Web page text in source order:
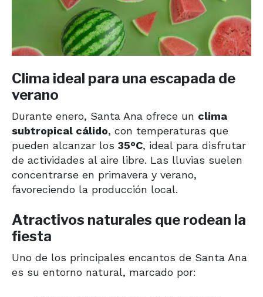
Clima ideal para una escapada de
verano
Durante enero, Santa Ana ofrece un clima
subtropical cálido, con temperaturas que
pueden alcanzar los 35°C, ideal para disfrutar
de actividades al aire libre. Las lluvias suelen
concentrarse en primavera y verano,
favoreciendo la producción local.
Atractivos naturales que rodean la
fiesta
Uno de los principales encantos de Santa Ana
es su entorno natural, marcado por: